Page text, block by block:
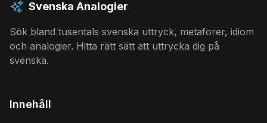
Svenska Analogier
Sök bland tusentals svenska uttryck, metaforer, idiom
och analogier. Hitta rätt sätt att uttrycka dig på
svenska.
Innehåll